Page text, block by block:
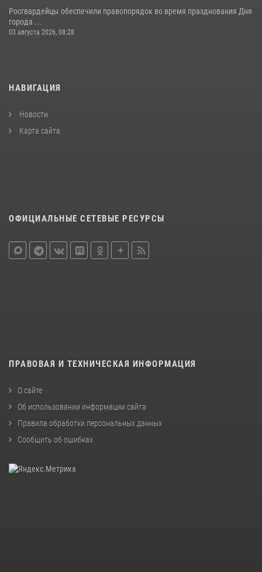
Росгвардейцы обеспечили правопорядок во время празднования Дня
города ...
03 августа 2026, 08:28
НАВИГАЦИЯ
Новости
Карта сайта
ОФИЦИАЛЬНЫЕ СЕТЕВЫЕ РЕСУРСЫ
ПРАВОВАЯ И ТЕХНИЧЕСКАЯ ИНФОРМАЦИЯ
О сайте
Об использовании информации сайта
Правила обработки персональных данных
Сообщить об ошибках